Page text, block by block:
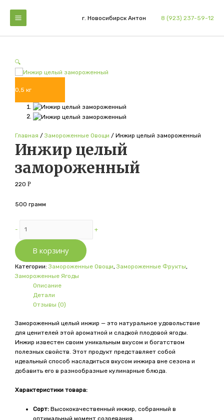
Main
г. Новосибирск Антон 8 (923) 237-59-12
🔍
0,5 кг
Главная /Замороженные Овощи / Инжир целый замороженный
Инжир целый
замороженный
220Р
500 грамм
Quantity
-
товара
Инжир
целый
замороженный
Quantity
+
В корзину
Категории:Замороженные Овощи,Замороженные Фрукты,
Замороженные Ягоды
Описание
Детали
Отзывы (0)
Замороженный целый инжир — это натуральное удовольствие
для ценителей этой ароматной и сладкой плодовой ягоды.
Инжир известен своим уникальным вкусом и богатством
полезных свойств. Этот продукт представляет собой
идеальный способ насладиться вкусом инжира вне сезона и
добавить его в разнообразные кулинарные блюда.
Характеристики товара:
Сорт: Высококачественный инжир, собранный в
оптимальный момент созревания.